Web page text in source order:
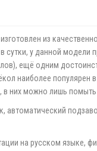
изготовлен из
у данной
ещё одним
наиболее
них можно лишь помыть
автоматический
на русском языке,